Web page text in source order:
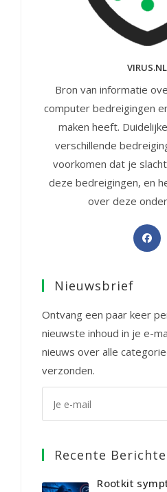
VIRUS.NL
Bron van informatie
computer bedreigingen
maken heeft.
verschillende
voorkomen dat je
deze bedreigingen, en
over deze
Nieuwsbrief
Ontvang een paar keer
nieuwste inhoud in je e-
nieuws over alle
verzonden.
Recente
Rootkit